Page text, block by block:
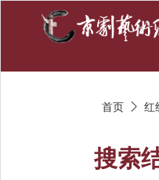
首页  红
搜索